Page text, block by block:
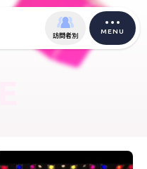
訪問者別 MENU